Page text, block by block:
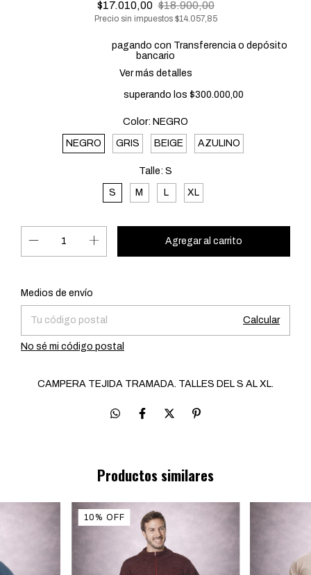
$17.010,00 $18.900,00
Precio sin impuestos $14.057,85
pagando con Transferencia o depósito
bancario
Ver más detalles
superando los $300.000,00
Color: NEGRO
NEGRO GRIS BEIGE AZULINO
Talle: S
S M L XL
Entregas para el CP:
Medios de envío
Calcular
No sé mi código postal
CAMPERA TEJIDA TRAMADA. TALLES DEL S AL XL.
Productos similares
10% OFF